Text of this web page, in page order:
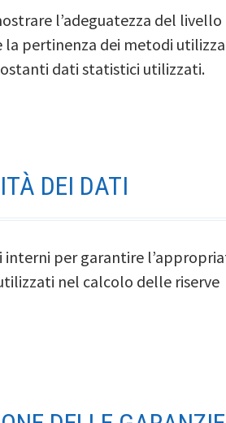
l’adeguatezza del
la pertinenza dei metodi
dati statistici utilizzati.
DEI DATI
interni per garantire
nel calcolo delle riserve